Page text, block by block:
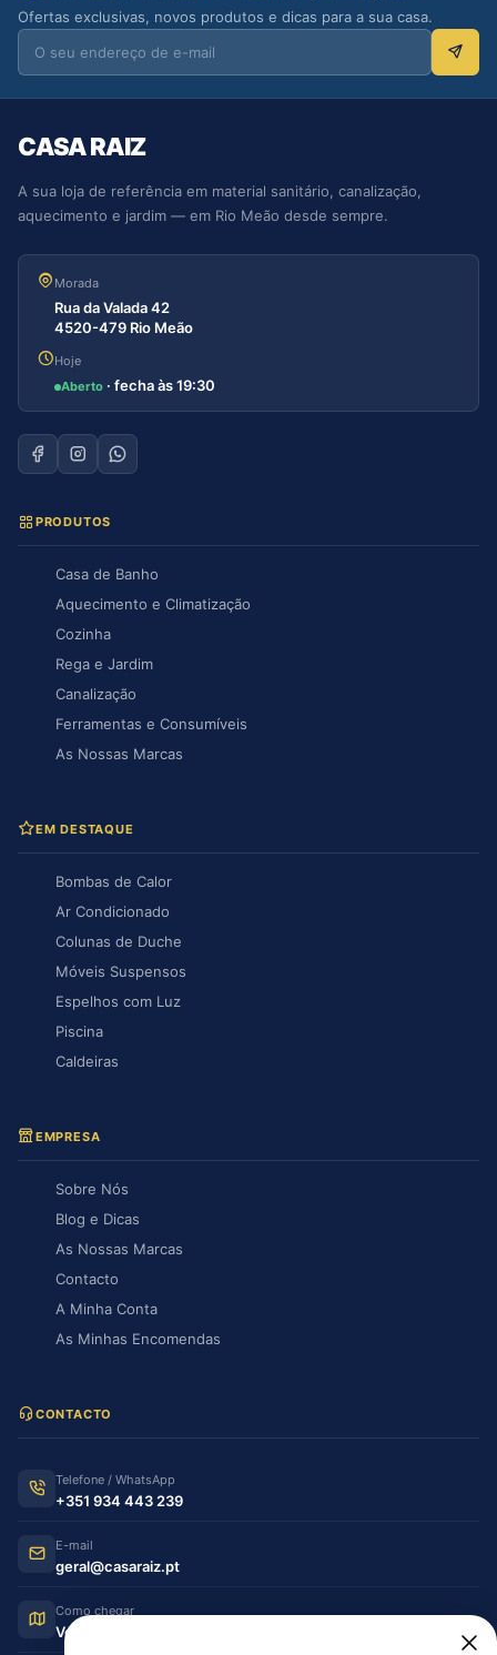
Ofertas exclusivas, novos produtos e dicas para a sua casa.
CASA RAIZ
A sua loja de referência em material sanitário, canalização,
aquecimento e jardim — em Rio Meão desde sempre.
Morada
Rua da Valada 42
4520-479 Rio Meão
Hoje
Aberto · fecha às 19:30
PRODUTOS
Casa de Banho
Aquecimento e Climatização
Cozinha
Rega e Jardim
Canalização
Ferramentas e Consumíveis
As Nossas Marcas
EM DESTAQUE
Bombas de Calor
Ar Condicionado
Colunas de Duche
Móveis Suspensos
Espelhos com Luz
Piscina
Caldeiras
EMPRESA
Sobre Nós
Blog e Dicas
As Nossas Marcas
Contacto
A Minha Conta
As Minhas Encomendas
CONTACTO
Telefone / WhatsApp
+351 934 443 239
E-mail
geral@casaraiz.pt
Como chegar
Ver no Google Maps